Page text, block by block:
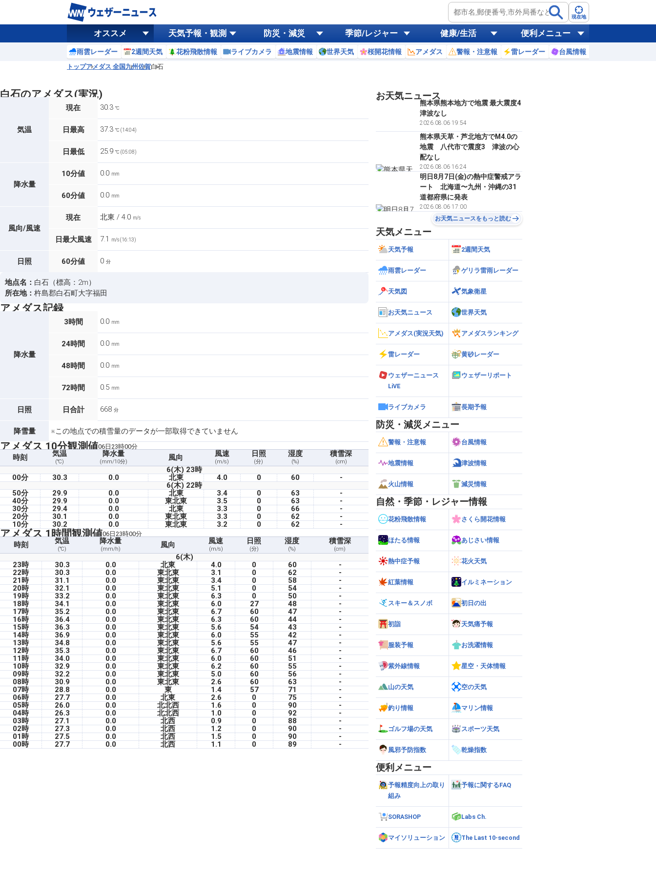
現在地
オススメ 天気予報・観測 防災・減災 季節/レジャー 健康/生活 便利メニュー
雨雲レーダー 2週間天気 花粉飛散情報 ライブカメラ 地震情報 世界天気 桜開花情報 アメダス 警報・注意報 雷レーダー 台風情報
トップアメダス 全国 九州佐賀白石
白石のアメダス(実況)
気温
現在 30.3 ℃
日最高 37.3 ℃ (14:04)
日最低 25.9 ℃ (05:08)
降水量
10分値 0.0 mm
60分値 0.0 mm
風向/風速
現在 北東 / 4.0 m/s
日最大風速 7.1 m/s (16:13)
日照 60分値 0 分
地点名： 白石（標高：2m）
所在地： 杵島郡白石町大字福田
アメダス記録
降水量
3時間 0.0 mm
24時間 0.0 mm
48時間 0.0 mm
72時間 0.5 mm
日照 日合計 668 分
降雪量 ※この地点での積雪量のデータが一部取得できていません
アメダス 10分観測値06日23時00分
時刻 気温
(℃)
降水量
(mm/10分) 風向 風速
(m/s)
日照
(分)
湿度
(%)
積雪深
(cm)
6(木) 23時
00分
30.3 0.0 北東 4.0 0 60
-
6(木) 22時
50分
29.9 0.0 北東 3.4 0 63
-
40分
29.9 0.0 東北東 3.5 0 63
-
30分
29.4 0.0 北東 3.3 0 66
-
20分
30.1 0.0 東北東 3.3 0 62
-
10分
30.2 0.0 東北東 3.2 0 62 -
アメダス 1時間観測値06日23時00分
時刻 気温
(℃)
降水量
(mm/h) 風向 風速
(m/s)
日照
(分)
湿度
(%)
積雪深
(cm)
6(木)
23時
30.3 0.0 北東 4.0 0 60
-
22時
30.3 0.0 東北東 3.1 0 62
-
21時
31.1 0.0 東北東 3.4 0 58
-
20時
32.1 0.0 東北東 5.1 0 54
-
19時
33.2 0.0 東北東 6.3 0 50
-
18時
34.1 0.0 東北東 6.0 27 48
-
17時
35.2 0.0 東北東 6.7 60 47
-
16時
36.4 0.0 東北東 6.3 60 44
-
15時
36.3 0.0 東北東 5.6 54 43
-
14時
36.9 0.0 東北東 6.0 55 42
-
13時
34.8 0.0 東北東 5.6 55 47
-
12時
35.3 0.0 東北東 6.7 60 46
-
11時
34.0 0.0 東北東 6.0 60 51
-
10時
32.9 0.0 東北東 6.2 60 55
-
09時
32.2 0.0 東北東 5.0 60 56
-
08時
30.9 0.0 東北東 2.6 60 63
-
07時
28.8 0.0 東 1.4 57 71
-
06時
27.7 0.0 北東 2.6 0 75
-
05時
26.0 0.0 北北西 1.6 0 90
-
04時
26.3 0.0 北北西 1.0 0 92
-
03時
27.1 0.0 北西 0.9 0 88
-
02時
27.3 0.0 北西 1.2 0 90
-
01時
27.5 0.0 北西 1.5 0 90
-
00時
27.7 0.0 北西 1.1 0 89 -
お天気ニュース
熊本県熊本地方で地震 最大震度4
津波なし
2026.08.06 19:54
熊本県天草・芦北地方でM4.0の
地震 八代市で震度3 津波の心
配なし
2026.08.06 16:24
明日8月7日(金)の熱中症警戒アラ
ート 北海道〜九州・沖縄の31
道都府県に発表
2026.08.06 17:00
お天気ニュースをもっと読む
天気メニュー
天気予報 2週間天気
雨雲レーダー ゲリラ雷雨レーダー
天気図 気象衛星
お天気ニュース 世界天気
アメダス(実況天気) アメダスランキング
雷レーダー 黄砂レーダー
ウェザーニュース
LiVE
ウェザーリポート
ライブカメラ 長期予報
防災・減災メニュー
警報・注意報 台風情報
地震情報 津波情報
火山情報 減災情報
自然・季節・レジャー情報
花粉飛散情報 さくら開花情報
ほたる情報 あじさい情報
熱中症予報 花火天気
紅葉情報 イルミネーション
スキー＆スノボ 初日の出
初詣 天気痛予報
服装予報 お洗濯情報
紫外線情報 星空・天体情報
山の天気 空の天気
釣り情報 マリン情報
ゴルフ場の天気 スポーツ天気
風邪予防指数 乾燥指数
便利メニュー
予報精度向上の取り
組み
予報に関するFAQ
SORASHOP Labs Ch.
マイソリューション The Last 10-second